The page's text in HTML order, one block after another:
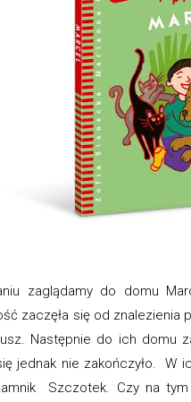
zaglądamy do domu
zaczęła się od
Następnie do ich domu
jednak nie zakończyło. W
Szczotek. Czy na